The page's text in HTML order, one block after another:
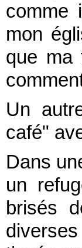
comme
mon
que ma
Un
café"
Dans
un
brisés